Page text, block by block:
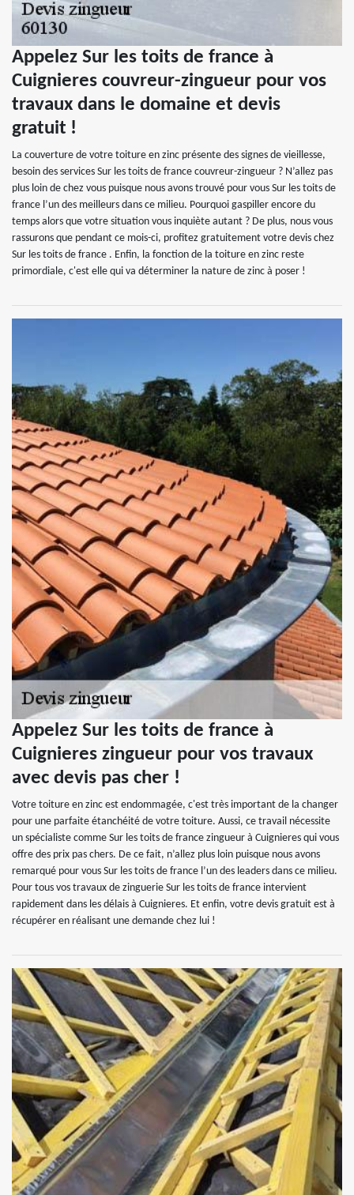
Appelez Sur les toits de france à
Cuignieres couvreur-zingueur pour vos
travaux dans le domaine et devis
gratuit !
La couverture de votre toiture en zinc présente des signes de vieillesse,
besoin des services Sur les toits de france couvreur-zingueur ? N’allez pas
plus loin de chez vous puisque nous avons trouvé pour vous Sur les toits de
france l’un des meilleurs dans ce milieu. Pourquoi gaspiller encore du
temps alors que votre situation vous inquiète autant ? De plus, nous vous
rassurons que pendant ce mois-ci, profitez gratuitement votre devis chez
Sur les toits de france . Enfin, la fonction de la toiture en zinc reste
primordiale, c'est elle qui va déterminer la nature de zinc à poser !
Appelez Sur les toits de france à
Cuignieres zingueur pour vos travaux
avec devis pas cher !
Votre toiture en zinc est endommagée, c'est très important de la changer
pour une parfaite étanchéité de votre toiture. Aussi, ce travail nécessite
un spécialiste comme Sur les toits de france zingueur à Cuignieres qui vous
offre des prix pas chers. De ce fait, n’allez plus loin puisque nous avons
remarqué pour vous Sur les toits de france l’un des leaders dans ce milieu.
Pour tous vos travaux de zinguerie Sur les toits de france intervient
rapidement dans les délais à Cuignieres. Et enfin, votre devis gratuit est à
récupérer en réalisant une demande chez lui !